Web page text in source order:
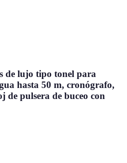
de lujo tipo tonel para
hasta 50 m, cronógrafo,
de pulsera de buceo con